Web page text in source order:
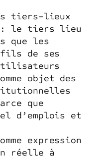
tiers-lieux
: le tiers lieu
que les
de ses
objet des
que
d’emplois et
expression
réelle à